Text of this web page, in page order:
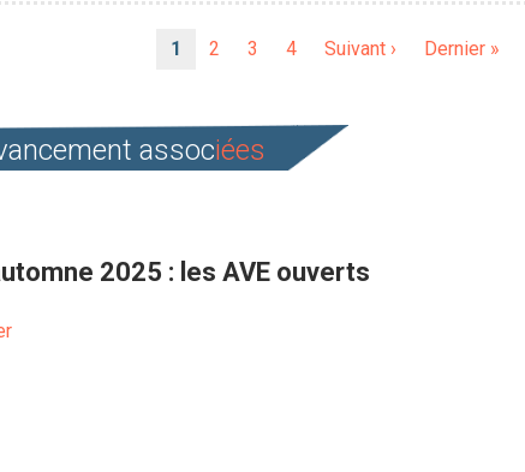
Page
1 Page
2 Page
3 Page
4
Page
Suivant ›
Dernière
Dernier »
associées
2025 : les AVE ouverts